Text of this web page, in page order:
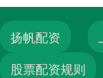
扬帆配资
股票配资规则